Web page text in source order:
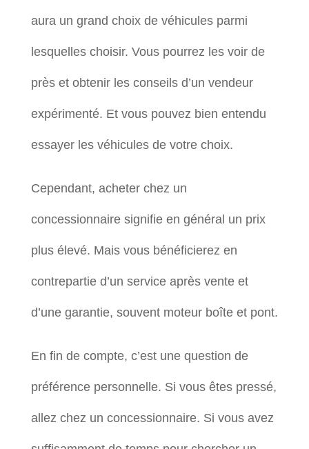
aura un grand choix de véhicules parmi
lesquelles choisir. Vous pourrez les voir de
près et obtenir les conseils d’un vendeur
expérimenté. Et vous pouvez bien entendu
essayer les véhicules de votre choix.
Cependant, acheter chez un
concessionnaire signifie en général un prix
plus élevé. Mais vous bénéficierez en
contrepartie d’un service après vente et
d’une garantie, souvent moteur boîte et pont.
En fin de compte, c’est une question de
préférence personnelle. Si vous êtes pressé,
allez chez un concessionnaire. Si vous avez